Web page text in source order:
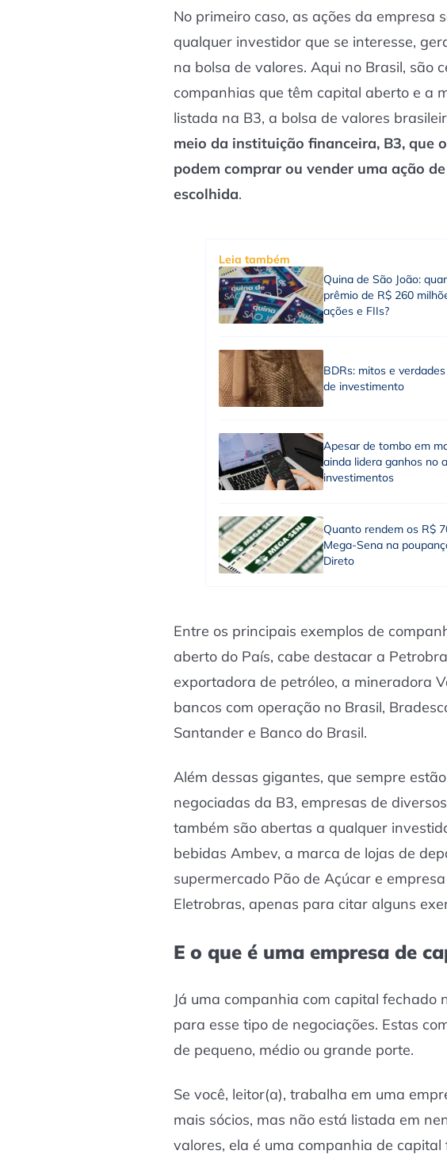
No primeiro caso, as ações da empresa
qualquer investidor que se interesse,
na bolsa de valores. Aqui no Brasil, são
companhias que têm capital aberto e a
listada na B3, a bolsa de valores
meio da instituição financeira, B3, que
podem comprar ou vender uma ação
escolhida.
Leia também
Quina de São João:
prêmio de R$ 260
ações e FIIs?
BDRs: mitos e
de investimento
Apesar de tombo em
ainda lidera ganhos no
investimentos
Quanto rendem os R$
Mega-Sena na
Direto
Entre os principais exemplos de
aberto do País, cabe destacar a
exportadora de petróleo, a mineradora
bancos com operação no Brasil,
Santander e Banco do Brasil.
Além dessas gigantes, que sempre
negociadas da B3, empresas de
também são abertas a qualquer
bebidas Ambev, a marca de lojas de
supermercado Pão de Açúcar e
Eletrobras, apenas para citar alguns
E o que é uma empresa de
Já uma companhia com capital fechado
para esse tipo de negociações. Estas
de pequeno, médio ou grande porte.
Se você, leitor(a), trabalha em uma
mais sócios, mas não está listada em
valores, ela é uma companhia de capital